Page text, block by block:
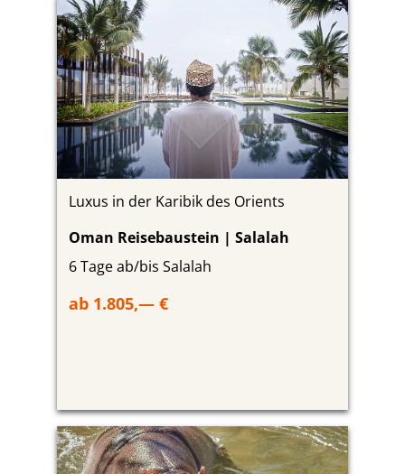
Luxus in der Karibik des Orients
Oman Reisebaustein | Salalah
6 Tage ab/bis Salalah
ab 1.805,— €